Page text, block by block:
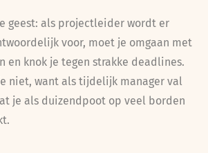
geest: als projectleider wordt er
voor, moet je omgaan met
knok je tegen strakke deadlines.
niet, want als tijdelijk manager val
je als duizendpoot op veel borden